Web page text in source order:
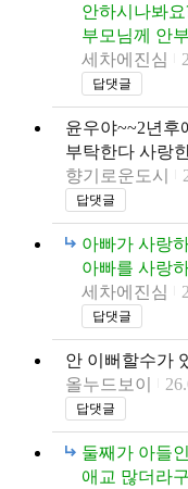
안하시나봐
부모님께 안
세차에진심
답댓글
윤우야~~2년후
부탁한다 사랑
향기로운도시
답댓글
아빠가 사랑
아빠를 사랑
세차에진심
답댓글
안 이뻐할수가
올누드보이
답댓글
둘째가 아들
애교 많더라